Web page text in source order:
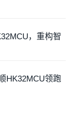
，重构智
HK32MCU领跑